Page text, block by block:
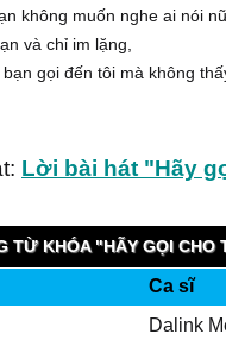
không muốn nghe ai nói
và chỉ im lặng,
gọi đến tôi mà không
Lời bài hát "Hãy
TỪ KHÓA "HÃY GỌI CHO
Ca sĩ
Dalink